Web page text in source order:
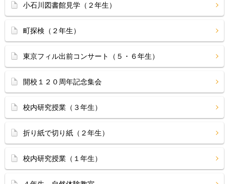
小石川図書館見学（２年生）
町探検（２年生）
東京フィル出前コンサート（５・６年生）
開校１２０周年記念集会
校内研究授業（３年生）
折り紙で切り紙（２年生）
校内研究授業（１年生）